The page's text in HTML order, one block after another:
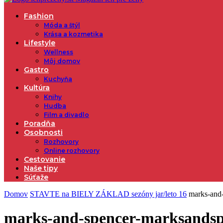
Fashion
Móda a štýl
Krása a kozmetika
Lifestyle
Wellness
Môj domov
Gastro
Kuchyňa
Kultúra
Knihy
Hudba
Film a divadlo
Poradňa
Osobnosti
Rozhovory
Online rozhovory
Cestovanie
Naše tipy
Súťaže
Domov STAVTE na BIELY ZÁKLAD sezóny jar/leto 16 marks-
marks-and-spencer-